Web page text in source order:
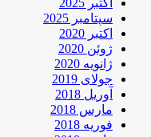
سپتامبر 2025
اکتبر 2020
ژوئن 2020
ژانویه 2020
جولای 2019
آوریل 2018
مارس 2018
فوریه 2018